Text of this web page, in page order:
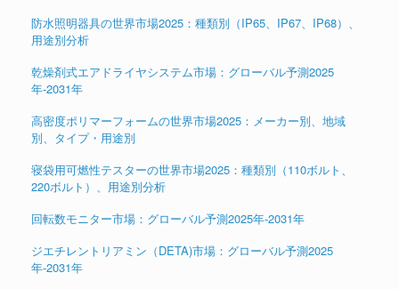
防水照明器具の世界市場2025：種類別（IP65、IP67、IP68）、
用途別分析
乾燥剤式エアドライヤシステム市場：グローバル予測2025
年-2031年
高密度ポリマーフォームの世界市場2025：メーカー別、地域
別、タイプ・用途別
寝袋用可燃性テスターの世界市場2025：種類別（110ボルト、
220ボルト）、用途別分析
回転数モニター市場：グローバル予測2025年-2031年
ジエチレントリアミン（DETA)市場：グローバル予測2025
年-2031年